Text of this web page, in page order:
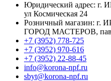
Юридический адрес:
ул Космическая 24
Розничный магазин: г.
ГОРОД МАСТЕРОВ, пав.
+7 (3952) 778-725
+7 (3952) 970-616
+7 (3952) 22-88-45
info@korona-npf.ru
sbyt@korona-npf.ru